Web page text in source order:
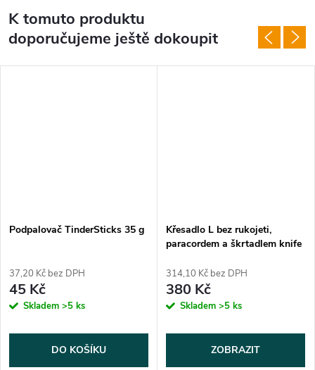
K tomuto produktu
doporučujeme ještě dokoupit
Podpalovač TinderSticks 35 g
37,20 Kč bez DPH
45 Kč
Skladem >5 ks
DO KOŠÍKU
Křesadlo L bez rukojeti,
paracordem a škrtadlem knife
314,10 Kč bez DPH
380 Kč
Skladem >5 ks
ZOBRAZIT